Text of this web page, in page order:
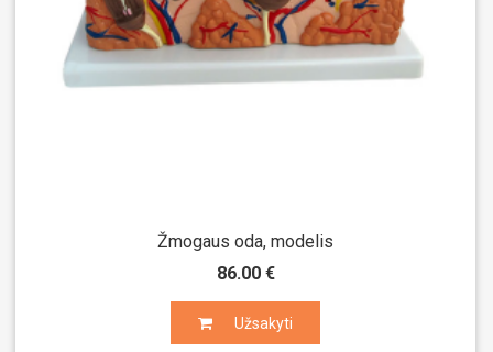
Žmogaus oda, modelis
86.00 €
Užsakyti
Užsakyti